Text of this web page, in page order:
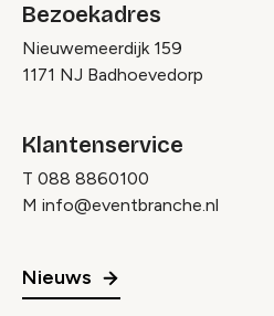
Bezoekadres
Nieuwemeerdijk 159
1171 NJ Badhoevedorp
Klantenservice
T 088 8860100
M info@eventbranche.nl
Nieuws